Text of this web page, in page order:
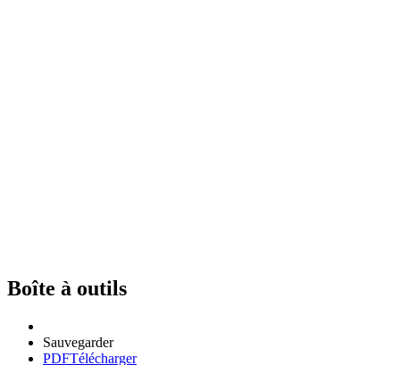
Boîte à outils
Sauvegarder
PDFTélécharger